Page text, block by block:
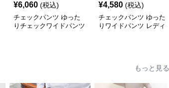
¥6,060 (税込)
チェックパンツ ゆった
りチェックワイドパンツ
¥4,580 (税込)
チェックパンツ ゆった
りワイドパンツ レディ
もっと見る